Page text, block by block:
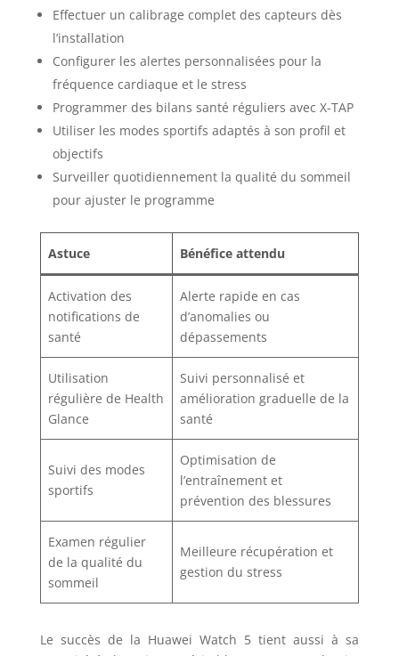
Effectuer un calibrage complet des capteurs dès
l’installation
Configurer les alertes personnalisées pour la
fréquence cardiaque et le stress
Programmer des bilans santé réguliers avec X-TAP
Utiliser les modes sportifs adaptés à son profil et
objectifs
Surveiller quotidiennement la qualité du sommeil
pour ajuster le programme
Astuce Bénéfice attendu
Activation des
notifications de
santé
Alerte rapide en cas
d’anomalies ou
dépassements
Utilisation
régulière de Health
Glance
Suivi personnalisé et
amélioration graduelle de la
santé
Suivi des modes
sportifs
Optimisation de
l’entraînement et
prévention des blessures
Examen régulier
de la qualité du
sommeil
Meilleure récupération et
gestion du stress
Le succès de la Huawei Watch 5 tient aussi à sa